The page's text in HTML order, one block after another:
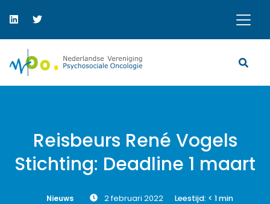
Reisbeurs René Vogels
Stichting: Deadline 1 maart
Nieuws 2 februari 2022 Leestijd: < 1min